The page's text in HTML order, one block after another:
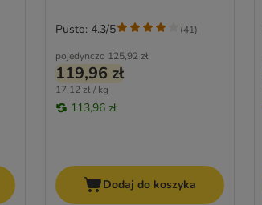
pojedynczo 125,92 zł
119,96 zł
17,12 zł / kg
113,96 zł
Pusto: 4.3/5 (41)
Dodaj do koszyka